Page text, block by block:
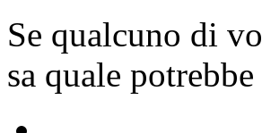
Se qualcuno di
sa quale